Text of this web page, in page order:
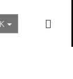
a inspirace